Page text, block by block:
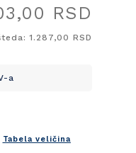
RSD
1.287,00 RSD
a
Tabela veličina